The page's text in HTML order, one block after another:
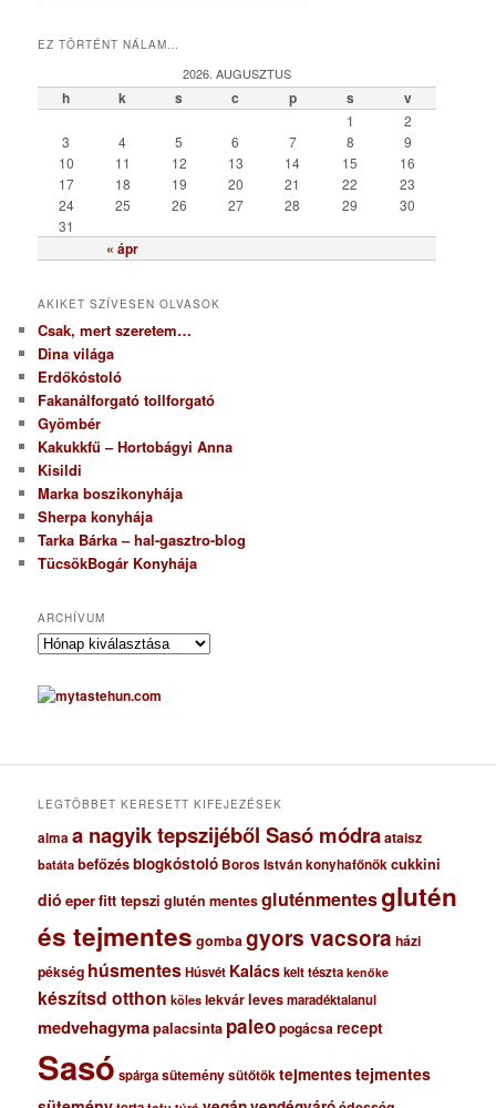
e
ó
r
EZ TÖRTÉNT NÁLAM…
2026. AUGUSZTUS
h k s c p s v
« ápr
1
2
3
4 5 6 7 8
9
10
11 12 13 14 15
16
17
18 19 20 21 22
23
24
25 26 27 28 29
30
31
AKIKET SZÍVESEN OLVASOK
Csak, mert szeretem…
Dina világa
Erdőkóstoló
Fakanálforgató tollforgató
Gyömbér
Kakukkfű – Hortobágyi Anna
Kisildi
Marka boszikonyhája
Sherpa konyhája
Tarka Bárka – hal-gasztro-blog
TücsökBogár Konyhája
ARCHÍVUM
A
c
h
u
LEGTÖBBET KERESETT KIFEJEZÉSEK
almaa nagyik tepszijéből Sasó módraataisz
batáta befőzésblogkóstoló Boros István konyhafőnökcukkini
dió eperfitt tepszi glutén mentesgluténmentesglutén
és tejmentes gombagyors vacsora házi
pékség húsmentesHúsvét Kalácskelt tészta kenőke
készítsd otthon köles lekvárlevesmaradéktalanul
medvehagymapalacsinta paleopogácsarecept
Sasó spárgasüteménysütőtöktejmentestejmentes